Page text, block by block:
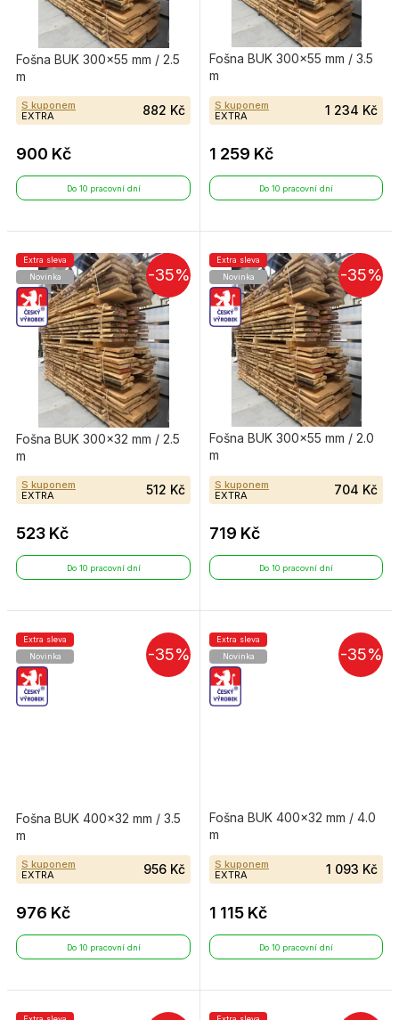
Fošna BUK 300×55 mm / 2.5
m
S kuponem
EXTRA
882 Kč
900 Kč
Do 10 pracovní dní
Fošna BUK 300×55 mm / 3.5
m
S kuponem
EXTRA
1 234 Kč
1 259 Kč
Do 10 pracovní dní
-35%
Extra sleva
Novinka
Fošna BUK 300×32 mm / 2.5
m
S kuponem
EXTRA
512 Kč
523 Kč
Do 10 pracovní dní
-35%
Extra sleva
Novinka
Fošna BUK 300×55 mm / 2.0
m
S kuponem
EXTRA
704 Kč
719 Kč
Do 10 pracovní dní
-35%
Extra sleva
Novinka
Fošna BUK 400×32 mm / 3.5
m
S kuponem
EXTRA
956 Kč
976 Kč
Do 10 pracovní dní
-35%
Extra sleva
Novinka
Fošna BUK 400×32 mm / 4.0
m
S kuponem
EXTRA
1 093 Kč
1 115 Kč
Do 10 pracovní dní